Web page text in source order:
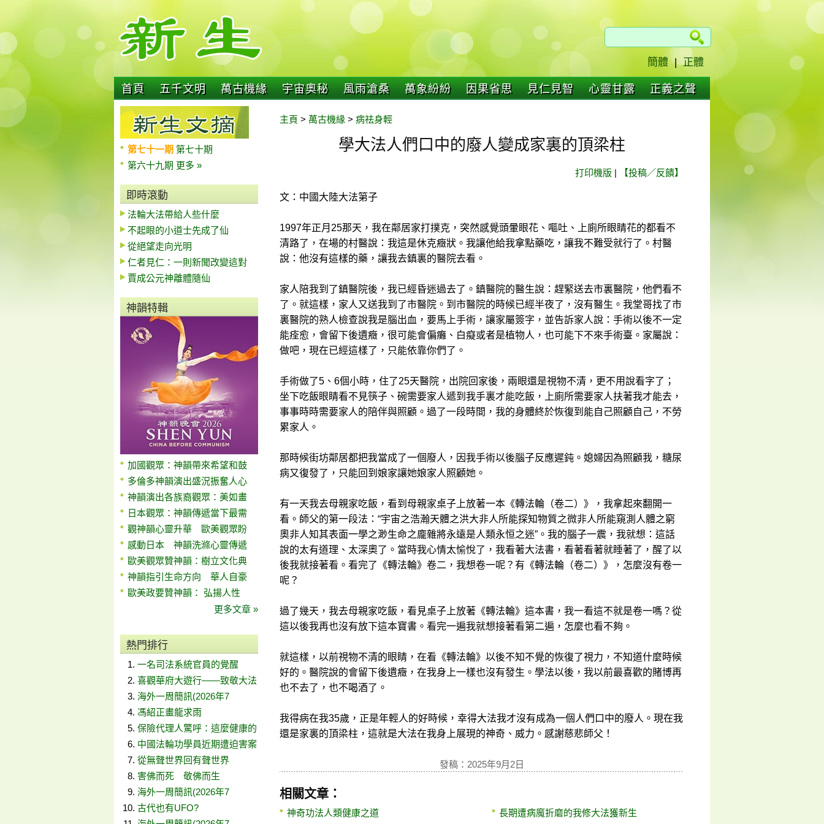
簡體 | 正體
首頁 五千文明 萬古機緣 宇宙奧秘 風雨滄桑 萬象紛紛 因果省思 見仁見智 心靈甘露 正義之聲
第七十一期 第七十期
第六十九期 更多 »
即時滾動
法輪大法帶給人些什麼
不起眼的小道士先成了仙
從絕望走向光明
仁者見仁：一則新聞改變這對
賈成公元神離體隨仙
神韻特輯
加國觀眾：神韻帶來希望和鼓
多倫多神韻演出盛況振奮人心
神韻演出各族裔觀眾：美如畫
日本觀眾：神韻傳遞當下最需
觀神韻心靈升華 歐美觀眾盼
感動日本 神韻洗滌心靈傳遞
歐美觀眾贊神韻：樹立文化典
神韻指引生命方向 華人自豪
歐美政要贊神韻： 弘揚人性
更多文章 »
熱門排行
一名司法系統官員的覺醒
喜觀華府大遊行——致敬大法
海外一周簡訊(2026年7
馮紹正畫龍求雨
保險代理人驚呼：這麼健康的
中國法輪功學員近期遭迫害案
從無聲世界回有聲世界
害佛而死 敬佛而生
海外一周簡訊(2026年7
古代也有UFO?
主頁 > 萬古機緣 > 病祛身輕
學大法人們口中的廢人變成家裏的頂梁柱
打印機版 | 【投稿／反饋】
文：中國大陸大法第子
1997年正月25那天，我在鄰居家打撲克，突然感覺頭暈眼花、嘔吐、上廁所眼睛花的都看不
清路了，在場的村醫說：我這是休克癥狀。我讓他給我拿點藥吃，讓我不難受就行了。村醫
說：他沒有這樣的藥，讓我去鎮裏的醫院去看。
家人陪我到了鎮醫院後，我已經昏迷過去了。鎮醫院的醫生說：趕緊送去市裏醫院，他們看不
了。就這樣，家人又送我到了市醫院。到市醫院的時候已經半夜了，沒有醫生。我堂哥找了市
裏醫院的熟人檢查說我是腦出血，要馬上手術，讓家屬簽字，並告訴家人說：手術以後不一定
能痊愈，會留下後遺癥，很可能會偏癱、白癡或者是植物人，也可能下不來手術臺。家屬說：
做吧，現在已經這樣了，只能依靠你們了。
手術做了5、6個小時，住了25天醫院，出院回家後，兩眼還是視物不清，更不用說看字了；
坐下吃飯眼睛看不見筷子、碗需要家人遞到我手裏才能吃飯，上廁所需要家人扶著我才能去，
事事時時需要家人的陪伴與照顧。過了一段時間，我的身體終於恢復到能自己照顧自己，不勞
累家人。
那時候街坊鄰居都把我當成了一個廢人，因我手術以後腦子反應遲鈍。媳婦因為照顧我，糖尿
病又復發了，只能回到娘家讓她娘家人照顧她。
有一天我去母親家吃飯，看到母親家桌子上放著一本《轉法輪（卷二）》，我拿起來翻開一
看。師父的第一段法：“宇宙之浩瀚天體之洪大非人所能探知物質之微非人所能窺測人體之窮
奧非人知其表面一學之渺生命之龐雜將永遠是人類永恒之迷”。我的腦子一震，我就想：這話
說的太有道理、太深奧了。當時我心情太愉悅了，我看著大法書，看著看著就睡著了，醒了以
後我就接著看。看完了《轉法輪》卷二，我想卷一呢？有《轉法輪（卷二）》，怎麼沒有卷一
呢？
過了幾天，我去母親家吃飯，看見桌子上放著《轉法輪》這本書，我一看這不就是卷一嗎？從
這以後我再也沒有放下這本寶書。看完一遍我就想接著看第二遍，怎麼也看不夠。
就這樣，以前視物不清的眼睛，在看《轉法輪》以後不知不覺的恢復了視力，不知道什麼時候
好的。醫院說的會留下後遺癥，在我身上一樣也沒有發生。學法以後，我以前最喜歡的賭博再
也不去了，也不喝酒了。
我得病在我35歲，正是年輕人的好時候，幸得大法我才沒有成為一個人們口中的廢人。現在我
還是家裏的頂梁柱，這就是大法在我身上展現的神奇、威力。感謝慈悲師父！
發稿：2025年9月2日
相關文章：
神奇功法人類健康之道
長期遭病魔折磨的我修大法獲新生